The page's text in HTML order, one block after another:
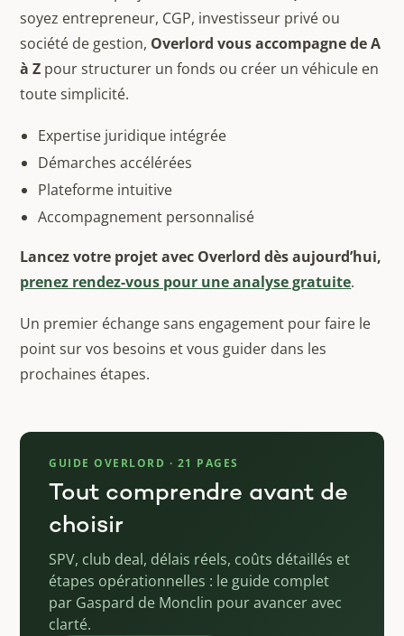
soyez entrepreneur, CGP, investisseur privé ou
société de gestion, Overlord vous accompagne de A
à Z pour structurer un fonds ou créer un véhicule en
toute simplicité.
Expertise juridique intégrée
Démarches accélérées
Plateforme intuitive
Accompagnement personnalisé
Lancez votre projet avec Overlord dès aujourd’hui,
prenez rendez-vous pour une analyse gratuite.
Un premier échange sans engagement pour faire le
point sur vos besoins et vous guider dans les
prochaines étapes.
GUIDE OVERLORD · 21 PAGES
Tout comprendre avant de
choisir
SPV, club deal, délais réels, coûts détaillés et
étapes opérationnelles : le guide complet
par Gaspard de Monclin pour avancer avec
clarté.